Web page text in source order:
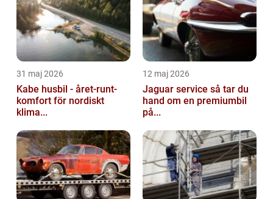
31 maj 2026
Kabe husbil - året-runt-
komfort för nordiskt
klima...
12 maj 2026
Jaguar service så tar du
hand om en premiumbil
på...